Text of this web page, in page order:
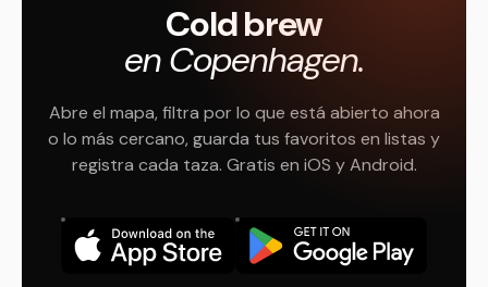
Cold brew
en Copenhagen.
Abre el mapa, filtra por lo que está abierto ahora
o lo más cercano, guarda tus favoritos en listas y
registra cada taza. Gratis en iOS y Android.